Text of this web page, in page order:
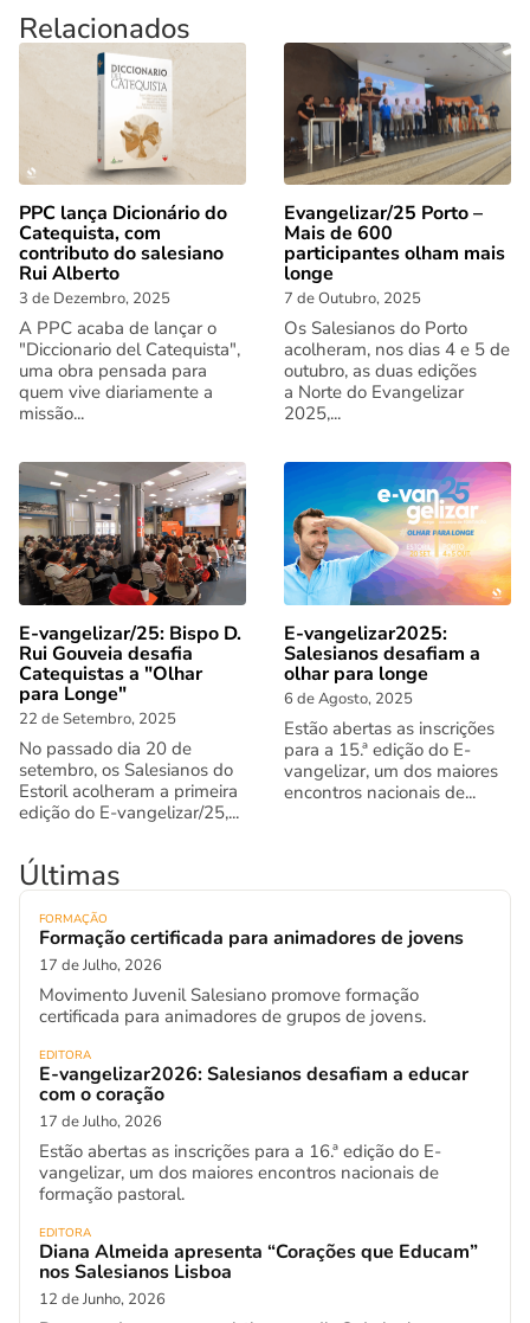
Relacionados
PPC lança Dicionário do
Catequista, com
contributo do salesiano
Rui Alberto
3 de Dezembro, 2025
A PPC acaba de lançar o
"Diccionario del Catequista",
uma obra pensada para
quem vive diariamente a
missão...
Evangelizar/25 Porto –
Mais de 600
participantes olham mais
longe
7 de Outubro, 2025
Os Salesianos do Porto
acolheram, nos dias 4 e 5 de
outubro, as duas edições
a Norte do Evangelizar
2025,...
E-vangelizar/25: Bispo D.
Rui Gouveia desafia
Catequistas a "Olhar
para Longe"
22 de Setembro, 2025
No passado dia 20 de
setembro, os Salesianos do
Estoril acolheram a primeira
edição do E-vangelizar/25,...
E-vangelizar2025:
Salesianos desafiam a
olhar para longe
6 de Agosto, 2025
Estão abertas as inscrições
para a 15.ª edição do E-
vangelizar, um dos maiores
encontros nacionais de...
Últimas
FORMAÇÃO
Formação certificada para animadores de jovens
17 de Julho, 2026
Movimento Juvenil Salesiano promove formação
certificada para animadores de grupos de jovens.
EDITORA
E-vangelizar2026: Salesianos desafiam a educar
com o coração
17 de Julho, 2026
Estão abertas as inscrições para a 16.ª edição do E-
vangelizar, um dos maiores encontros nacionais de
formação pastoral.
EDITORA
Diana Almeida apresenta “Corações que Educam”
nos Salesianos Lisboa
12 de Junho, 2026